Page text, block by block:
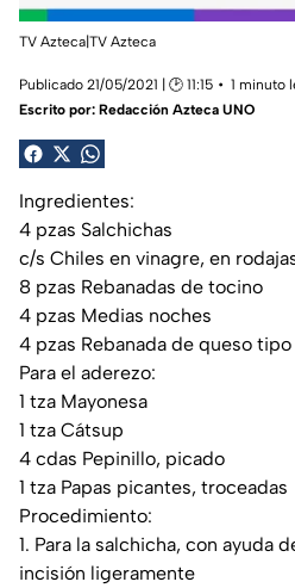
TV Azteca|TV Azteca
Publicado 21/05/2021 | 🕑 11:15
1 minuto
Escrito por: Redacción Azteca UNO
Ingredientes:
4 pzas Salchichas
c/s Chiles en vinagre, en
8 pzas Rebanadas de tocino
4 pzas Medias noches
4 pzas Rebanada de queso
Para el aderezo:
1 tza Mayonesa
1 tza Cátsup
4 cdas Pepinillo, picado
1 tza Papas picantes, troceadas
Procedimiento:
1. Para la salchicha, con ayuda
incisión ligeramente